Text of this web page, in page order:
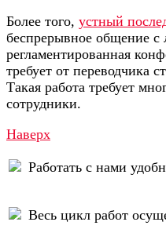
Более того, устный
беспрерывное общение с
регламентированная
требует от переводчика
Такая работа требует
сотрудники.
Наверх
Работать с нами
Весь цикл работ